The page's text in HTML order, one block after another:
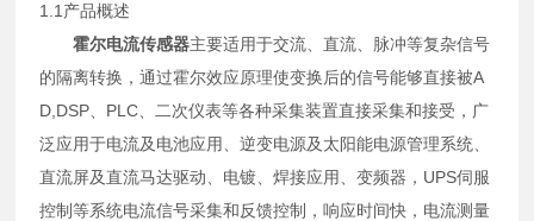
1.1产品概述
霍尔电流传感器主要适用于交流、直流、脉冲等复杂信号
的隔离转换，通过霍尔效应原理使变换后的信号能够直接被A
D,DSP、PLC、二次仪表等各种采集装置直接采集和接受，广
泛应用于电流及电池应用、逆变电源及太阳能电源管理系统、
直流屏及直流马达驱动、电镀、焊接应用、变频器，UPS伺服
控制等系统电流信号采集和反馈控制，响应时间快，电流测量